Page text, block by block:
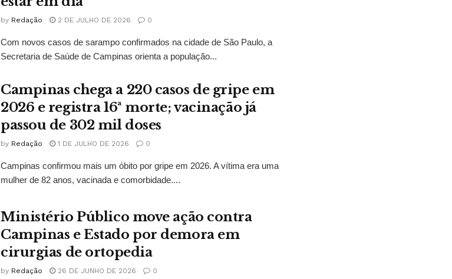
by Redação 2 DE JULHO DE 2026 0
Com novos casos de sarampo confirmados na cidade de São Paulo, a
Secretaria de Saúde de Campinas orienta a população...
Campinas chega a 220 casos de gripe em
2026 e registra 16ª morte; vacinação já
passou de 302 mil doses
by Redação 1 DE JULHO DE 2026 0
Campinas confirmou mais um óbito por gripe em 2026. A vítima era uma
mulher de 82 anos, vacinada e comorbidade....
Ministério Público move ação contra
Campinas e Estado por demora em
cirurgias de ortopedia
by Redação 26 DE JUNHO DE 2026 0